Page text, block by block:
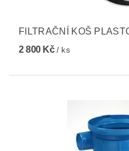
FILTRAČNÍ KOŠ
2 800 Kč/ ks